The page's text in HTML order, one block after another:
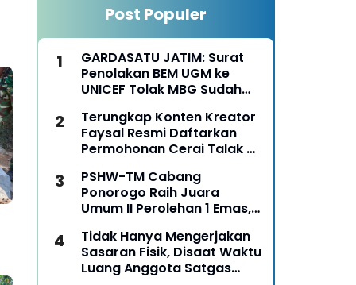
Post Populer
GARDASATU JATIM: Surat
Penolakan BEM UGM ke
UNICEF Tolak MBG Sudah
Terungkap Konten Kreator
Faysal Resmi Daftarkan
Permohonan Cerai Talak Di
Ponorogo
PSHW-TM Cabang
Ponorogo Raih Juara
Umum II Perolehan 1 Emas,
pada Kejurkab IPSI
Ponorogo Tahun 2026
Tidak Hanya Mengerjakan
Sasaran Fisik, Disaat Waktu
Luang Anggota Satgas